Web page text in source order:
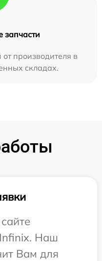
запчасти
производителя в
складах.
Infinix. Наш
Вам для